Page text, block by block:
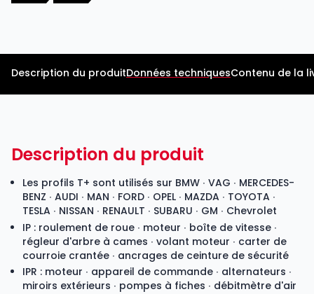
Description du produitDonnées techniquesContenu de la
Description du produit
Les profils T+ sont utilisés sur BMW ∙ VAG ∙ MERCEDES-
BENZ ∙ AUDI ∙ MAN ∙ FORD ∙ OPEL ∙ MAZDA ∙ TOYOTA ∙
TESLA ∙ NISSAN ∙ RENAULT ∙ SUBARU ∙ GM ∙ Chevrolet
IP : roulement de roue ∙ moteur ∙ boîte de vitesse ∙
régleur d'arbre à cames ∙ volant moteur ∙ carter de
courroie crantée ∙ ancrages de ceinture de sécurité
IPR : moteur ∙ appareil de commande ∙ alternateurs ∙
miroirs extérieurs ∙ pompes à fiches ∙ débitmètre d'air